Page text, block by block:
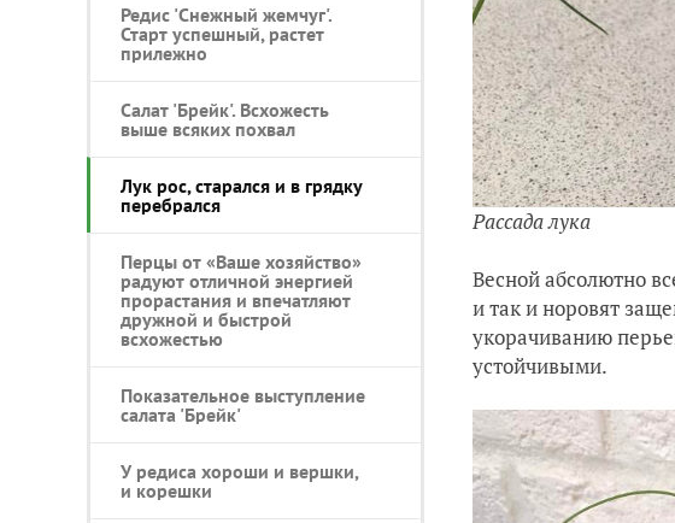
Редис 'Снежный жемчуг'.
Старт успешный, растет
прилежно
Салат 'Брейк'. Всхожесть
выше всяких похвал
Лук рос, старался и в грядку
перебрался
Перцы от «Ваше хозяйство»
радуют отличной энергией
прорастания и впечатляют
дружной и быстрой
всхожестью
Показательное выступление
салата 'Брейк'
У редиса хороши и вершки,
и корешки
Рассада лука
Весной абсолютно
и так и норовят
укорачиванию
устойчивыми.